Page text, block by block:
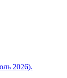
2026).